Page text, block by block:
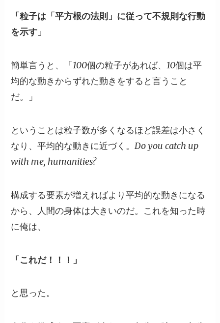
「粒子は「平方根の法則」に従って不規則な行動
を示す」
簡単言うと、「100個の粒子があれば、10個は平
均的な動きからずれた動きをすると言うこと
だ。」
ということは粒子数が多くなるほど誤差は小さく
なり、平均的な動きに近づく。Do you catch up
with me, humanities?
構成する要素が増えればより平均的な動きになる
から、人間の身体は大きいのだ。これを知った時
に俺は、
「これだ！！！」
と思った。